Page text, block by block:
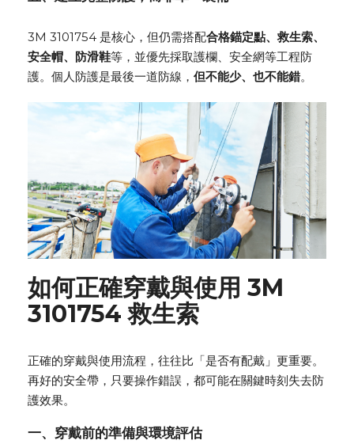
3M 3101754 是核心，但仍需搭配合格錨定點、救生索、
安全帽、防滑鞋等，並優先採取護欄、安全網等工程防
護。個人防護是最後一道防線， 但不能少、也不能錯。
如何正確穿戴與使用 3M
3101754救生索
正確的穿戴與使用流程，往往比「是否有配戴」更重要。
再好的安全帶，只要操作錯誤，都可能在關鍵時刻失去防
護效果。
一、穿戴前的準備與環境評估